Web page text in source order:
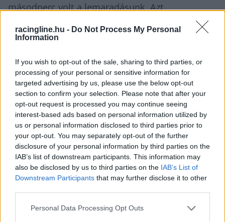
racingline.hu - Do Not Process My Personal
Information
If you wish to opt-out of the sale, sharing to third parties, or
processing of your personal or sensitive information for
targeted advertising by us, please use the below opt-out
section to confirm your selection. Please note that after your
opt-out request is processed you may continue seeing
interest-based ads based on personal information utilized by
us or personal information disclosed to third parties prior to
your opt-out. You may separately opt-out of the further
disclosure of your personal information by third parties on the
IAB’s list of downstream participants. This information may
also be disclosed by us to third parties on the IAB’s List of
Downstream Participants that may further disclose it to other
Please note that this website/app uses one or more Google
Personal Data Processing Opt Outs
másodperc volt a lemaradásunk. Azt
mondanám, hogy ezt a hátrányt most majdnem
a felére csökkentettük, ami pozitívum” –
A fejlesztések között új első szárny,
motorborítás, padlólemet, átdolgozott
oldaldobozok és egy, a Ferrariéhoz hasonló, de
más kialakítású forgó hátsó szárny is szerepel.
Az RB22-es ugyanakkor mindezek ellenére még
nem tartott, mint a McLaren, a Mercedes, vagy a
Ferrari.